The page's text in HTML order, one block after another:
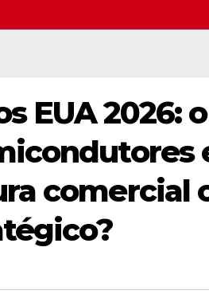
EUA 2026: o
comercial